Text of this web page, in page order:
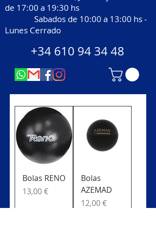
+34 610 94 34 48
de 17:00 a 19:30 hs
Sabados de 10:00 a 13:00 hs -
Lunes Cerrado
Bolas RENO
Precio
13,00 €
Bolas
AZEMAD
Precio
12,00 €